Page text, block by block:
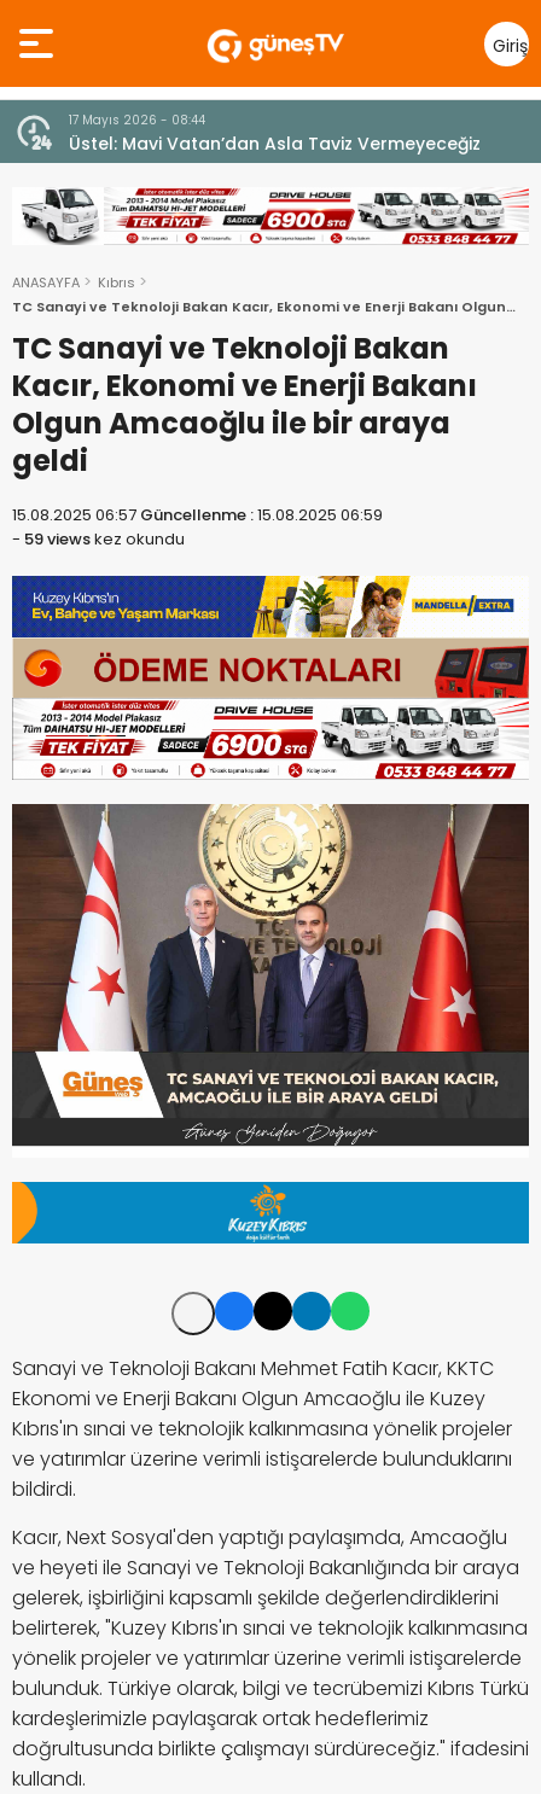
Giriş
Yap
7 Ağustos 2026 - 12:36
ÜSTEL: “ERENKÖY RUHU SONSUZA DEK YAŞAYACAK”
ANASAYFA
Kıbrıs
TC Sanayi ve Teknoloji Bakan Kacır, Ekonomi ve Enerji Bakanı Olgun
Amcaoğlu ile bir araya geldi
TC Sanayi ve Teknoloji Bakan
Kacır, Ekonomi ve Enerji Bakanı
Olgun Amcaoğlu ile bir araya
geldi
15.08.2025 06:57 Güncellenme :15.08.2025 06:59
- 59 viewskez okundu
Sanayi ve Teknoloji Bakanı Mehmet Fatih Kacır, KKTC
Ekonomi ve Enerji Bakanı Olgun Amcaoğlu ile Kuzey
Kıbrıs'ın sınai ve teknolojik kalkınmasına yönelik projeler
ve yatırımlar üzerine verimli istişarelerde bulunduklarını
bildirdi.
Kacır, Next Sosyal'den yaptığı paylaşımda, Amcaoğlu
ve heyeti ile Sanayi ve Teknoloji Bakanlığında bir araya
gelerek, işbirliğini kapsamlı şekilde değerlendirdiklerini
belirterek, "Kuzey Kıbrıs'ın sınai ve teknolojik kalkınmasına
yönelik projeler ve yatırımlar üzerine verimli istişarelerde
bulunduk. Türkiye olarak, bilgi ve tecrübemizi Kıbrıs Türkü
kardeşlerimizle paylaşarak ortak hedeflerimiz
doğrultusunda birlikte çalışmayı sürdüreceğiz." ifadesini
kullandı.